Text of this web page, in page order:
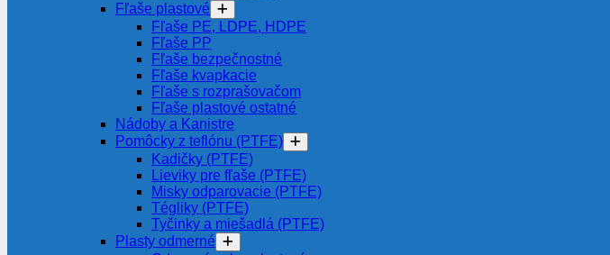
Fľaše plastové
Fľaše PE, LDPE, HDPE
Fľaše PP
Fľaše bezpečnostné
Fľaše kvapkacie
Fľaše s rozprašovačom
Fľaše plastové ostatné
Nádoby a Kanistre
Pomôcky z teflónu (PTFE)
Kadičky (PTFE)
Lieviky pre fľaše (PTFE)
Misky odparovacie (PTFE)
Tégliky (PTFE)
Tyčinky a miešadlá (PTFE)
Plasty odmerné